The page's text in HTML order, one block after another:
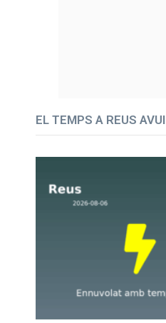
EL TEMPS A REUS AVUI